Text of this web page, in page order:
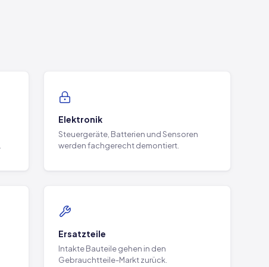
Elektronik
Steuergeräte, Batterien und Sensoren
werden fachgerecht demontiert.
Ersatzteile
Intakte Bauteile gehen in den
Gebrauchtteile-Markt zurück.